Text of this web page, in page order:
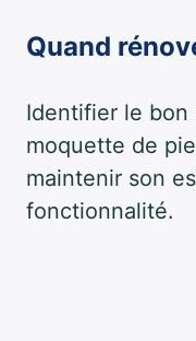
Quand
Identifier le bon
moquette de
maintenir son
fonctionnalité.